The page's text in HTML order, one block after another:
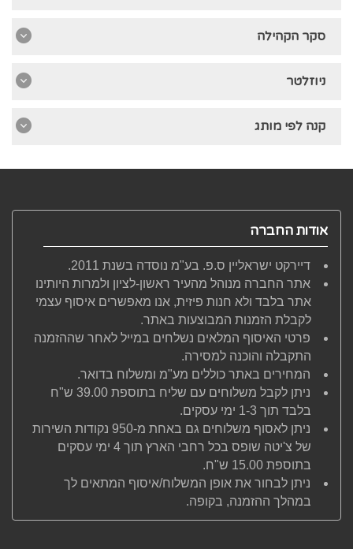
סקר הקהילה
ניוזלטר
קנה לפי מותג
אודות החברה
דיירקט ישראליין ס.פ. בע"מ נוסדה בשנת 2011.
אתר החברה מנוהל מהעיר ראשון-לציון ולמרות היותינו
אתר בלבד ולא חנות פיזית, אנו מאפשרים איסוף עצמי
לקבלת הזמנות המבוצעות באתר.
פרטי האיסוף המלאים נשלחים במייל לאחר שההזמנה
התקבלה והוכנה למסירה.
המחירים באתר כוללים מע"מ ומשלוח בדואר.
ניתן לקבל משלוחים עם שליח בתוספת 39.00 ש"ח
בלבד תוך 1-3 ימי עסקים.
ניתן לאסוף משלוחים גם באחת מ-950 נקודות השירות
של צ'יטה שופס בכל רחבי הארץ תוך 4 ימי עסקים
בתוספת 15.00 ש"ח.
ניתן לבחור את אופן המשלוח/איסוף המתאים לך
במהלך ההזמנה, בקופה.